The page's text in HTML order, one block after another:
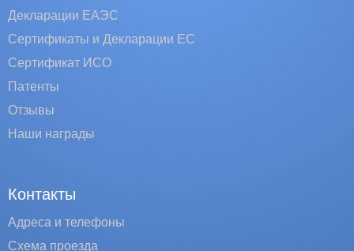
Декларации ЕАЭС
Сертификаты и Декларации EC
Сертификат ИСО
Патенты
Отзывы
Наши награды
Контакты
Адреса и телефоны
Схема проезда